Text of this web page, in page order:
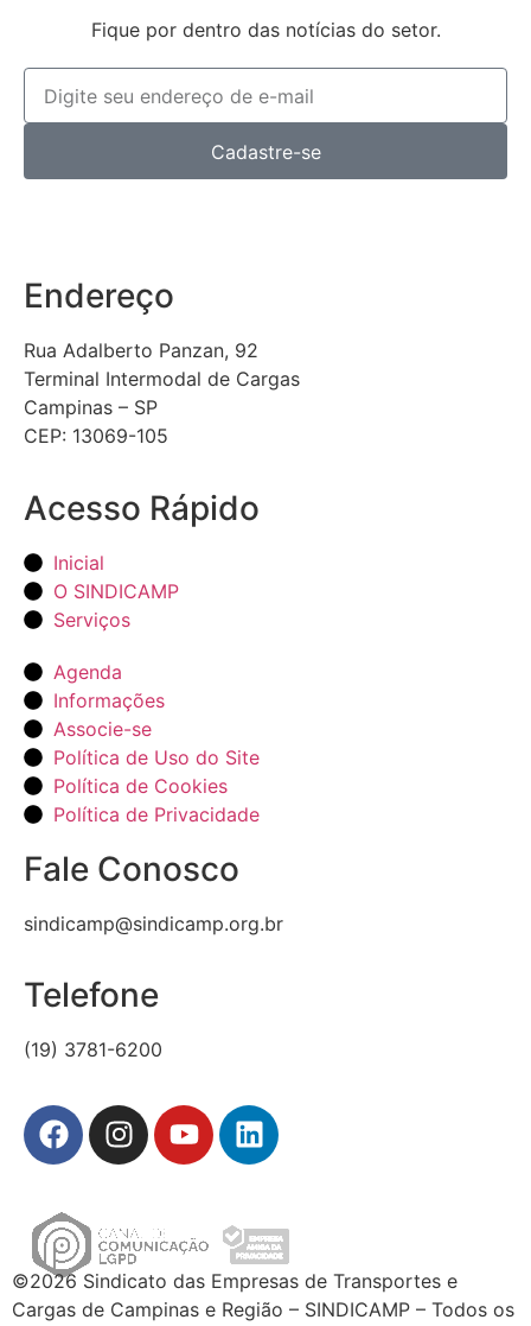
Fique por dentro das notícias do setor.
Cadastre-se
Endereço
Rua Adalberto Panzan, 92
Terminal Intermodal de Cargas
Campinas – SP
CEP: 13069-105
Acesso Rápido
Inicial
O SINDICAMP
Serviços
Agenda
Informações
Associe-se
Política de Uso do Site
Política de Cookies
Política de Privacidade
Fale Conosco
sindicamp@sindicamp.org.br
Telefone
(19) 3781-6200
©2026 Sindicato das Empresas de Transportes e
Cargas de Campinas e Região – SINDICAMP – Todos os